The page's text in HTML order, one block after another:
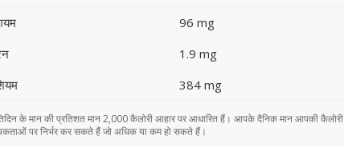
96 mg
1.9 mg
384 mg
के मान की प्रतिशत मान 2,000 कैलोरी आहार पर आधारित हैं। आपके दैनिक मान आपकी कैलोरी
पर निर्भर कर सकते हैं जो अधिक या कम हो सकते हैं।